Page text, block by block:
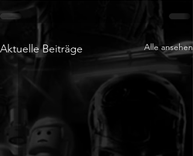
Aktuelle Beiträge Alle ansehen